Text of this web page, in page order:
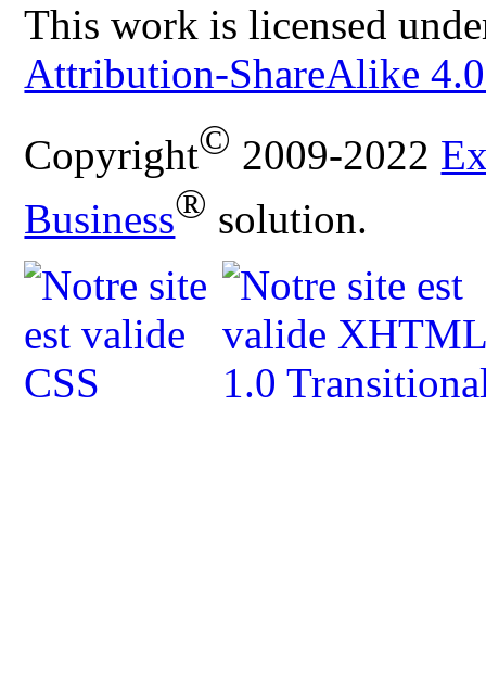
This work is licensed
Attribution-ShareAlike
Copyright© 2009-2022
Business® solution.